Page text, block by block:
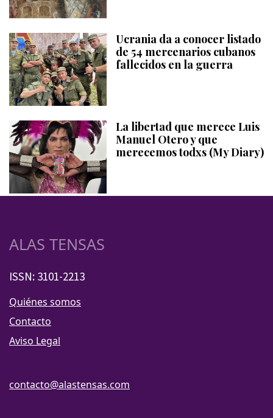
Ucrania da a conocer listado
de 54 mercenarios cubanos
fallecidos en la guerra
La libertad que merece Luis
Manuel Otero y que
merecemos todxs (My Diary)
ALAS TENSAS
ISSN: 3101-2213
Quiénes somos
Contacto
Aviso Legal
contacto@alastensas.com